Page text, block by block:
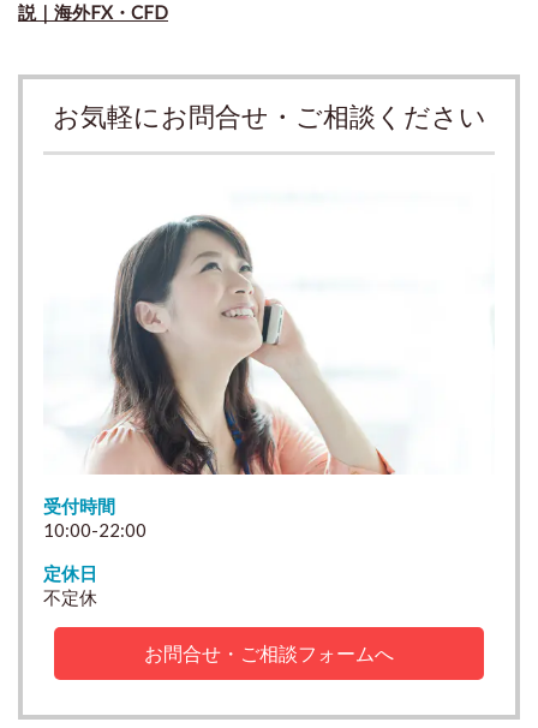
説｜海外FX・CFD
お気軽にお問合せ・ご相談ください
受付時間
10:00-22:00
定休日
不定休
お問合せ・ご相談フォームへ